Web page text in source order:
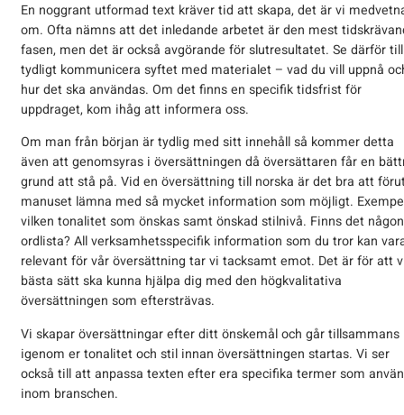
En noggrant utformad text kräver tid att skapa, det är vi
om. Ofta nämns att det inledande arbetet är den mest
fasen, men det är också avgörande för slutresultatet. Se därför
tydligt kommunicera syftet med materialet – vad du vill uppnå
hur det ska användas. Om det finns en specifik tidsfrist för
uppdraget, kom ihåg att informera oss.
Om man från början är tydlig med sitt innehåll så kommer detta
även att genomsyras i översättningen då översättaren får en
grund att stå på. Vid en översättning till norska är det bra att
manuset lämna med så mycket information som möjligt.
vilken tonalitet som önskas samt önskad stilnivå. Finns det någon
ordlista? All verksamhetsspecifik information som du tror kan
relevant för vår översättning tar vi tacksamt emot. Det är för att
bästa sätt ska kunna hjälpa dig med den högkvalitativa
översättningen som eftersträvas.
Vi skapar översättningar efter ditt önskemål och går tillsammans
igenom er tonalitet och stil innan översättningen startas. Vi ser
också till att anpassa texten efter era specifika termer som
inom branschen.